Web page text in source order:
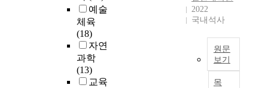
예술
체육
(18)
자연
과학
(13)
교육
2022
국내석사
원문
보기
목